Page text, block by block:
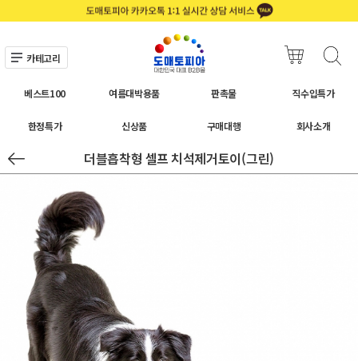
카테고리
베스트100 여름대박용품 판촉물 직수입특가
한정특가 신상품 구매대행 회사소개
더블흡착형 셀프 치석제거토이(그린)